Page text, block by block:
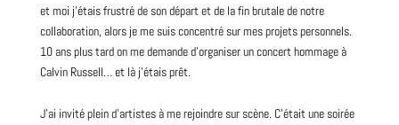
et moi j’étais frustré de son départ et de la fin brutale de notre
collaboration, alors je me suis concentré sur mes projets personnels.
10 ans plus tard on me demande d’organiser un concert hommage à
Calvin Russell… et là j’étais prêt.
J’ai invité plein d’artistes à me rejoindre sur scène. C’était une soirée